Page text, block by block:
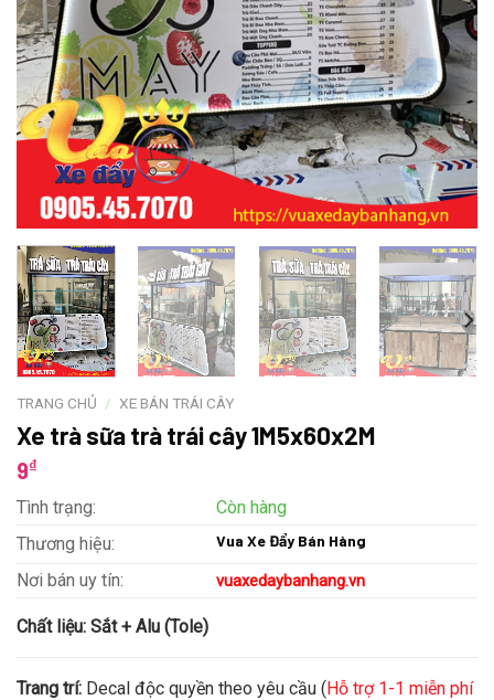
TRANG CHỦ / XE BÁN TRÁI CÂY
Xe trà sữa trà trái cây 1M5x60x2M
9₫
Tình trạng:
Còn hàng
Thương hiệu:
Vua Xe Đẩy Bán Hàng
Nơi bán uy tín: vuaxedaybanhang.vn
Chất liệu: Sắt + Alu (Tole)
Trang trí: Decal độc quyền theo yêu cầu (Hỗ trợ 1-1 miễn phí